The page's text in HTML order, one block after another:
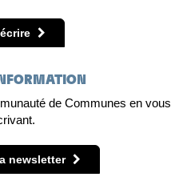
de Communes en vous
newsletter